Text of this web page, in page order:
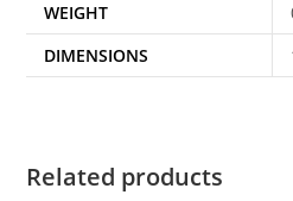
WEIGHT
DIMENSIONS
Related products